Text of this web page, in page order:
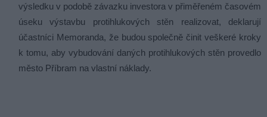
výsledku v podobě závazku investora v přiměřeném časovém
úseku výstavbu protihlukových stěn realizovat, deklarují
účastníci Memoranda, že budou společně činit veškeré kroky
k tomu, aby vybudování daných protihlukových stěn provedlo
město Příbram na vlastní náklady.